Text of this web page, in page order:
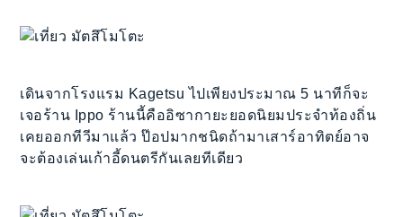
เดินจากโรงแรม Kagetsu ไปเพียงประมาณ 5 นาทีก็จะ
เจอร้าน Ippo ร้านนี้คืออิซากายะยอดนิยมประจำท้องถิ่น
เคยออกทีวีมาแล้ว ป๊อปมากชนิดถ้ามาเสาร์อาทิตย์อาจ
จะต้องเล่นเก้าอี้ดนตรีกันเลยทีเดียว